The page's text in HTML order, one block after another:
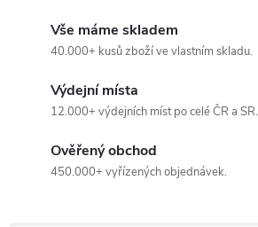
Vše máme skladem
40.000+ kusů zboží ve vlastním skladu.
Výdejní místa
12.000+ výdejních míst po celé ČR a SR.
Ověřený obchod
450.000+ vyřízených objednávek.